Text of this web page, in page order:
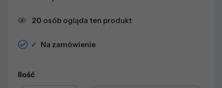
28osób ogląda ten produkt
✓ Na zamówienie
Ilość